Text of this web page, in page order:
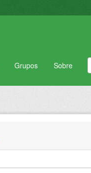
Grupos Sobre